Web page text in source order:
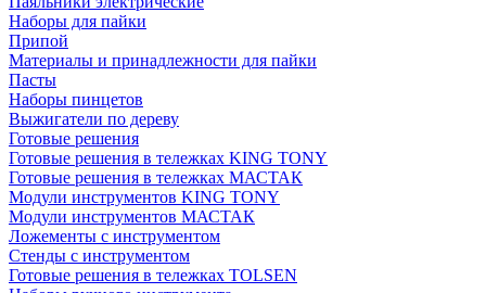
Наборы для пайки
Припой
Материалы и принадлежности для пайки
Пасты
Наборы пинцетов
Выжигатели по дереву
Готовые решения
Готовые решения в тележках KING TONY
Готовые решения в тележках МАСТАК
Модули инструментов KING TONY
Модули инструментов МАСТАК
Ложементы с инструментом
Стенды с инструментом
Готовые решения в тележках TOLSEN